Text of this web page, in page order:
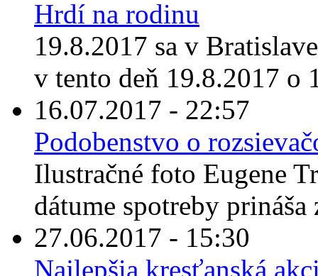
Hrdí na rodinu
19.8.2017 sa v
v tento deň 19.8.2017 o
16.07.2017 - 22:57
Podobenstvo o
Ilustračné foto Eugene
dátume spotreby prináša
27.06.2017 - 15:30
Najlepšia kresťanská